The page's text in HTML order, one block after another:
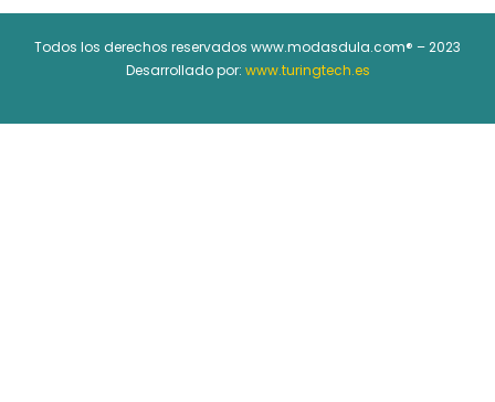
Todos los derechos reservados www.modasdula.com® – 2023
Desarrollado por: www.turingtech.es